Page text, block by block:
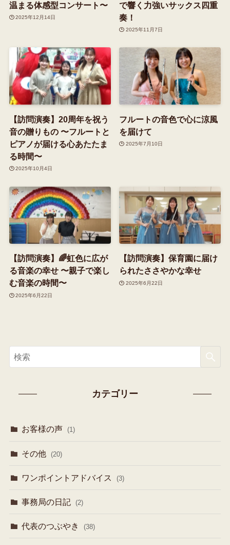
温まる体感型コンサート〜
2025年12月14日
で響く力強いサックス四重
奏！
2025年11月7日
【訪問演奏】20周年を祝う
音の贈りもの 〜フルートと
ピアノが届ける心あたたま
る時間〜
2025年10月4日
フルートの音色で心に涼風
を届けて
2025年7月10日
【訪問演奏】🌈虹色に広が
る音楽の幸せ 〜親子で楽し
む音楽の時間〜
2025年6月22日
【訪問演奏】保育園に届け
られたささやかな幸せ
2025年6月22日
カテゴリー
お客様の声 (1)
その他 (20)
ワンポイントアドバイス (3)
事務局の日記 (2)
代表のつぶやき (38)